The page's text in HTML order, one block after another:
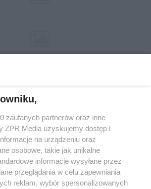
w serwisie nie może być powielany i
dalej rozpowszechniany w jakikolwiek sposób (w
lub mechaniczny) na jakimkolwiek polu
formie, włącznie z umieszczaniem w
zgody właściciela praw. Jakiekolwiek użycie lub
w całości lub w części z naruszeniem prawa,
jest zabronione pod groźbą kary i może być
zaufanych partnerów oraz inne
ZPR Media uzyskujemy dostęp i
na urządzeniu oraz
osobowe, takie jak unikalne
informacje wysyłane przez
przeglądania w celu zapewniania
reklam, wybór spersonalizowanych